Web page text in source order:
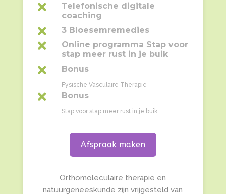

Telefonische digitale
coaching
 3 Bloesemremedies

Online programma Stap voor
stap meer rust in je buik
 Bonus
Fysische Vasculaire Therapie
 Bonus
Stap voor stap meer rust in je buik.
Afspraak maken
Orthomoleculaire therapie en
natuurgeneeskunde zijn vrijgesteld van